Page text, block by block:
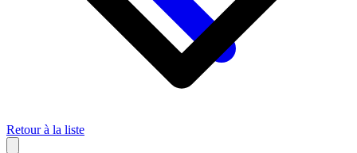
Retour à la liste